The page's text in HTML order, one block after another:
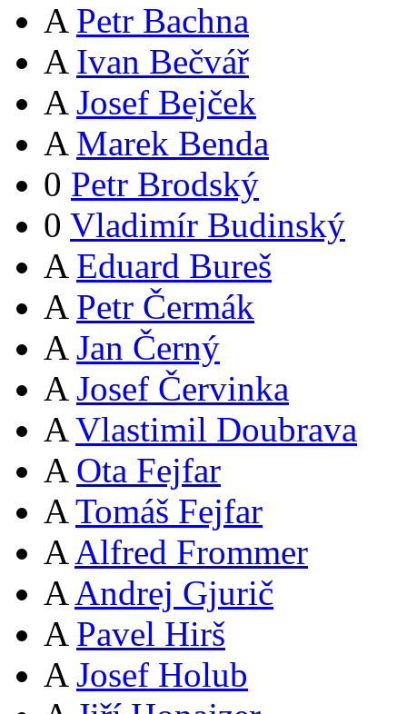
A Petr Bachna
A Ivan Bečvář
A Josef Bejček
A Marek Benda
0 Petr Brodský
0 Vladimír Budinský
A Eduard Bureš
A Petr Čermák
A Jan Černý
A Josef Červinka
A Vlastimil Doubrava
A Ota Fejfar
A Tomáš Fejfar
A Alfred Frommer
A Andrej Gjurič
A Pavel Hirš
A Josef Holub